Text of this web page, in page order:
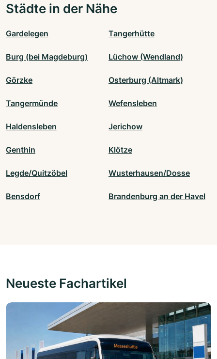
Städte in der Nähe
Gardelegen Tangerhütte
Burg (bei Magdeburg) Lüchow (Wendland)
Görzke Osterburg (Altmark)
Tangermünde Wefensleben
Haldensleben Jerichow
Genthin Klötze
Legde/Quitzöbel Wusterhausen/Dosse
Bensdorf Brandenburg an der Havel
Neueste Fachartikel